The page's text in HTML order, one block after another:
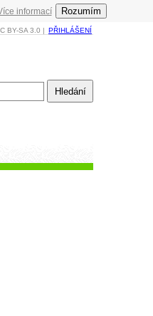
informací Rozumím
BY-SA 3.0 | PŘIHLÁŠENÍ